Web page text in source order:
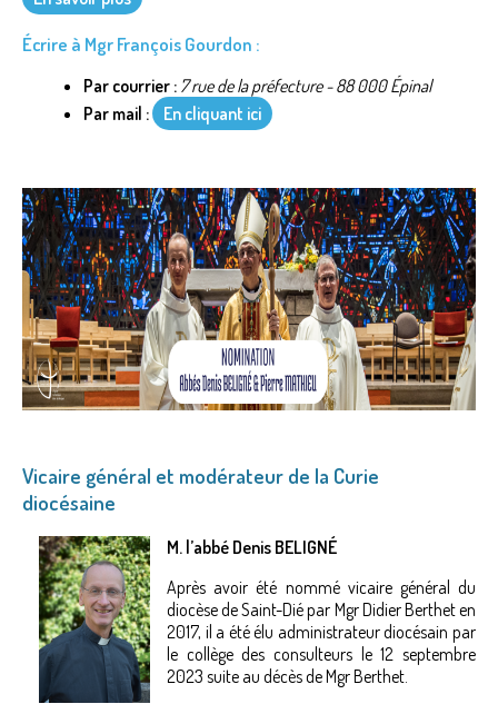
Écrire à Mgr François Gourdon :
Par courrier : 7 rue de la préfecture - 88 000 Épinal
Par mail :
En cliquant ici
Vicaire général et modérateur de la Curie
diocésaine
M. l’abbé Denis BELIGNÉ
Après avoir été nommé vicaire général du
diocèse de Saint-Dié par Mgr Didier Berthet en
2017, il a été élu administrateur diocésain par
le collège des consulteurs le 12 septembre
2023 suite au décès de Mgr Berthet.